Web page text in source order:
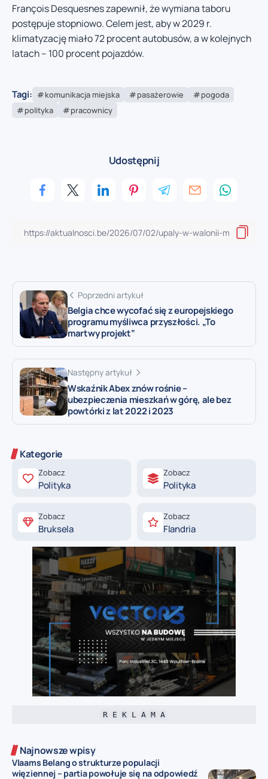
François Desquesnes zapewnił, że wymiana taboru
postępuje stopniowo. Celem jest, aby w 2029 r.
klimatyzację miało 72 procent autobusów, a w kolejnych
latach – 100 procent pojazdów.
Tagi: komunikacja miejska pasażerowie
pogoda
polityka
pracownicy
Udostępnij
Poprzedni artykuł
Belgia chce wycofać się z europejskiego
programu myśliwca przyszłości. „To
martwy projekt”
Następny artykuł
Wskaźnik Abex znów rośnie –
ubezpieczenia mieszkań w górę, ale bez
powtórki z lat 2022 i 2023
Kategorie
Zobacz
Polityka
Zobacz
Polityka
Zobacz
Bruksela
Zobacz
Flandria
R E K L A M A
Najnowsze wpisy
Vlaams Belang o strukturze populacji
więziennej – partia powołuje się na odpowiedź